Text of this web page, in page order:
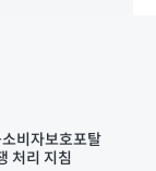
비자보호포탈
처리 지침